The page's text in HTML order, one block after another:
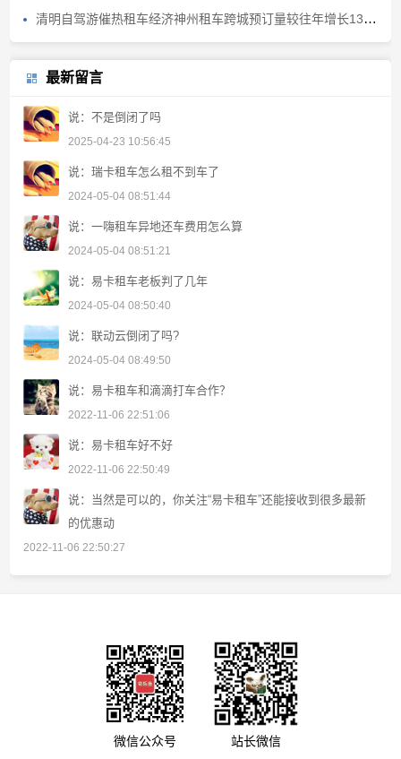
清明自驾游催热租车经济神州租车跨城预订量较往年增长130%
最新留言
说：不是倒闭了吗
2025-04-23 10:56:45
说：瑞卡租车怎么租不到车了
2024-05-04 08:51:44
说：一嗨租车异地还车费用怎么算
2024-05-04 08:51:21
说：易卡租车老板判了几年
2024-05-04 08:50:40
说：联动云倒闭了吗?
2024-05-04 08:49:50
说：易卡租车和滴滴打车合作？
2022-11-06 22:51:06
说：易卡租车好不好
2022-11-06 22:50:49
说：当然是可以的，你关注“易卡租车”还能接收到很多最新
的优惠动
2022-11-06 22:50:27
微信公众号 站长微信